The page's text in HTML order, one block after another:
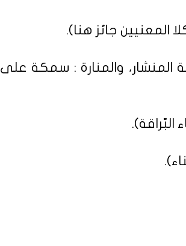
المعنيين جائز هنا).
المنشار، والمنارة : سمكة على